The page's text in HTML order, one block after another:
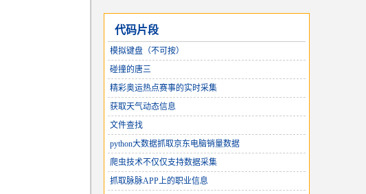
代码片段
模拟键盘（不可按）
碰撞的唐三
精彩奥运热点赛事的实时采集
获取天气动态信息
文件查找
python大数据抓取京东电脑销量数据
爬虫技术不仅仅支持数据采集
抓取脉脉APP上的职业信息